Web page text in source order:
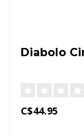
Diabolo
C$44.95